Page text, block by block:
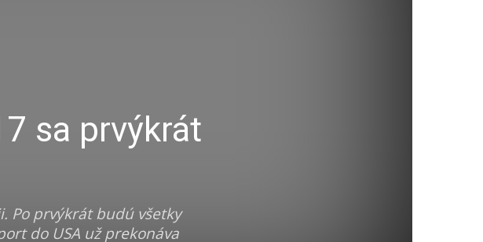
sa prvýkrát
Po prvýkrát budú všetky
do USA už prekonáva